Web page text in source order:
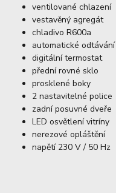
ventilované chlazení
vestavěný agregát
chladivo R600a
automatické odtávání
digitální termostat
přední rovné sklo
prosklené boky
2 nastavitelné police
zadní posuvné dveře
LED osvětlení vitríny
nerezové opláštění
napětí 230 V / 50 Hz